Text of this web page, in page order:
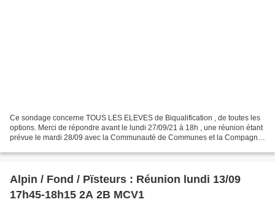
Ce sondage concerne TOUS LES ELEVES de Biqualification , de toutes les
options. Merci de répondre avant le lundi 27/09/21 à 18h , une réunion étant
prévue le mardi 28/09 avec la Communauté de Communes et la Compagnie
Alpin / Fond / Pïsteurs : Réunion lundi 13/09
17h45-18h15 2A 2B MCV1